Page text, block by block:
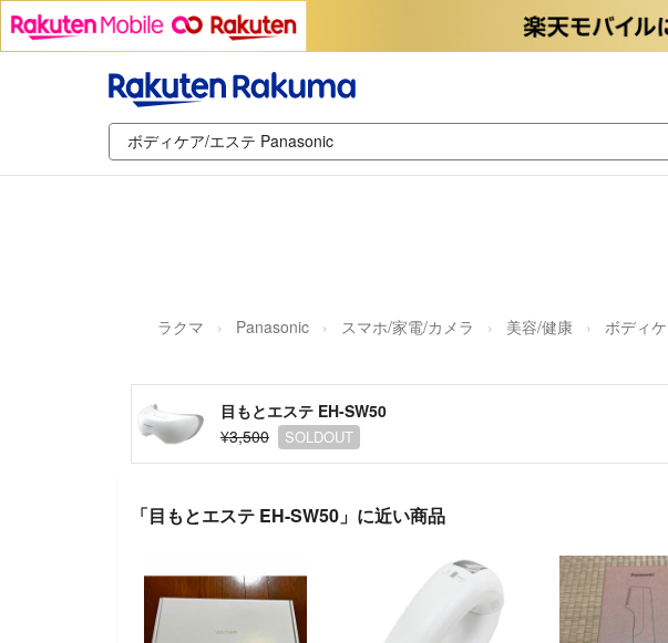
ラクマ Panasonic スマホ/家電/カメラ 美容/健康 ボディ
目もとエステ EH-SW50
¥3,500
SOLDOUT
「目もとエステ EH-SW50」に近い商品